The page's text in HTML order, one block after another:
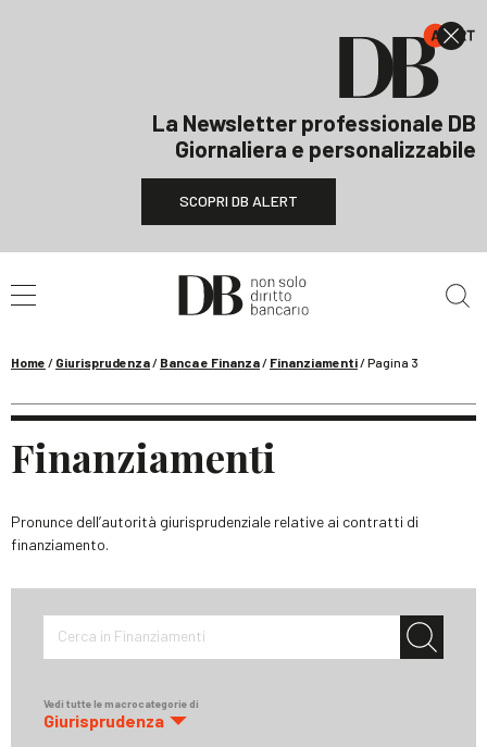
La Newsletter professionale DB
Giornaliera e personalizzabile
SCOPRI DB ALERT
Home / Giurisprudenza/ Banca e Finanza/ Finanziamenti/Pagina 3
Finanziamenti
Pronunce dell’autorità giurisprudenziale relative ai contratti di
finanziamento.
Cerca in Finanziamenti
Vedi tutte le macrocategorie di
Giurisprudenza